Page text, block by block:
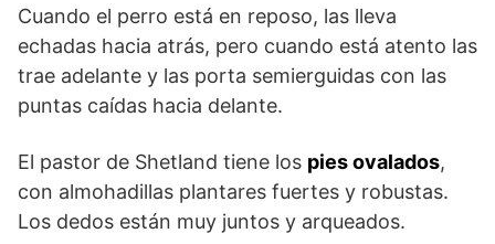
Cuando el perro está en reposo, las lleva
echadas hacia atrás, pero cuando está atento las
trae adelante y las porta semierguidas con las
puntas caídas hacia delante.
El pastor de Shetland tiene los pies ovalados,
con almohadillas plantares fuertes y robustas.
Los dedos están muy juntos y arqueados.